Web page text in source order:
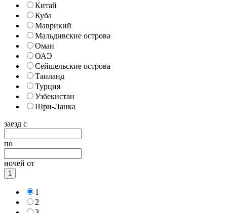
Китай
Куба
Маврикий
Мальдивские острова
Оман
ОАЭ
Сейшельские острова
Таиланд
Турция
Узбекистан
Шри-Ланка
заезд с
по
ночей от
1
1
2